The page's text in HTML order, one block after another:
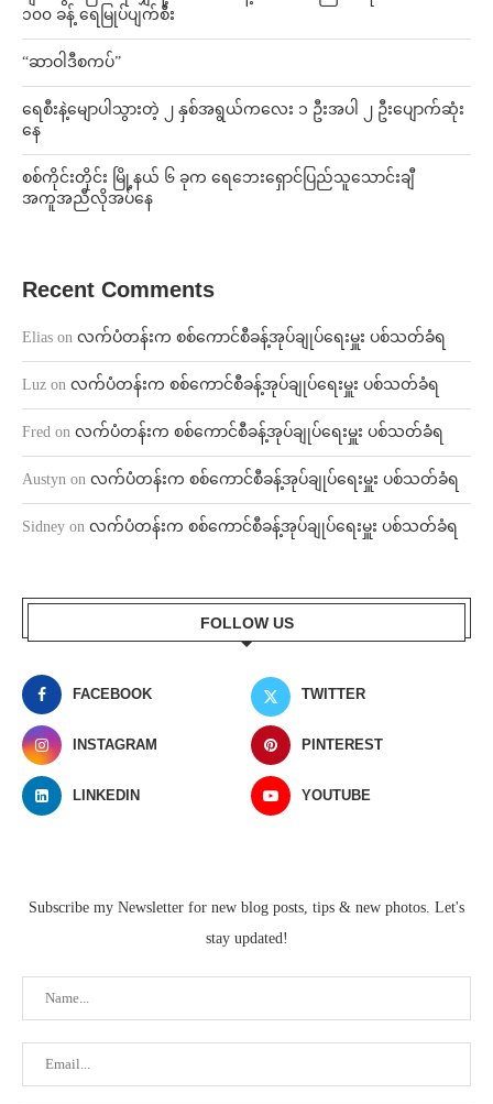
၁၀၀ ခန့် ရေမြုပ်ပျက်စီး
“ဆာဝါဒီစကပ်”
ရေစီးနဲ့မျောပါသွားတဲ့ ၂ နှစ်အရွယ်ကလေး ၁ ဦးအပါ ၂ ဦးပျောက်ဆုံး
နေ
စစ်ကိုင်းတိုင်း မြို့နယ် ၆ ခုက ရေဘေးရှောင်ပြည်သူသောင်းချီ
အကူအညီလိုအပ်နေ
Recent Comments
Elias on လက်ပံတန်းက စစ်ကောင်စီခန့်အုပ်ချုပ်ရေးမှူး ပစ်သတ်ခံရ
Luz on လက်ပံတန်းက စစ်ကောင်စီခန့်အုပ်ချုပ်ရေးမှူး ပစ်သတ်ခံရ
Fred on လက်ပံတန်းက စစ်ကောင်စီခန့်အုပ်ချုပ်ရေးမှူး ပစ်သတ်ခံရ
Austyn on လက်ပံတန်းက စစ်ကောင်စီခန့်အုပ်ချုပ်ရေးမှူး ပစ်သတ်ခံရ
Sidney on လက်ပံတန်းက စစ်ကောင်စီခန့်အုပ်ချုပ်ရေးမှူး ပစ်သတ်ခံရ
FOLLOW US
FACEBOOK TWITTER
INSTAGRAM PINTEREST
LINKEDIN YOUTUBE
Subscribe my Newsletter for new blog posts, tips & new photos. Let's
stay updated!